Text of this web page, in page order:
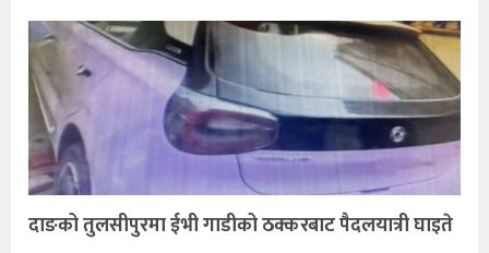
दाङको तुलसीपुरमा ईभी गाडीको ठक्करबाट पैदलयात्री घाइते